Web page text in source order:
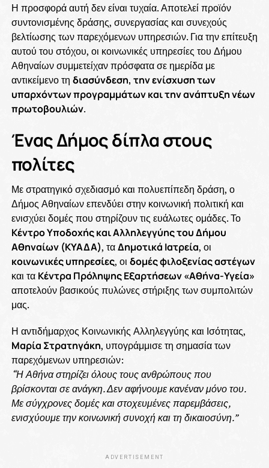
Η προσφορά αυτή δεν είναι τυχαία. Αποτελεί προϊόν
συντονισμένης δράσης, συνεργασίας και συνεχούς
βελτίωσης των παρεχόμενων υπηρεσιών. Για την επίτευξη
αυτού του στόχου, οι κοινωνικές υπηρεσίες του Δήμου
Αθηναίων συμμετείχαν πρόσφατα σε ημερίδα με
αντικείμενο τη διασύνδεση, την ενίσχυση των
υπαρχόντων προγραμμάτων και την ανάπτυξη νέων
πρωτοβουλιών.
Ένας Δήμος δίπλα στους
πολίτες
Με στρατηγικό σχεδιασμό και πολυεπίπεδη δράση, ο
Δήμος Αθηναίων επενδύει στην κοινωνική πολιτική και
ενισχύει δομές που στηρίζουν τις ευάλωτες ομάδες. Το
Κέντρο Υποδοχής και Αλληλεγγύης του Δήμου
Αθηναίων (ΚΥΑΔΑ), ταΔημοτικά Ιατρεία, οι
κοινωνικές υπηρεσίες, οι δομές φιλοξενίας αστέγων
και τα Κέντρα Πρόληψης Εξαρτήσεων «Αθήνα-Υγεία»
αποτελούν βασικούς πυλώνες στήριξης των συμπολιτών
μας.
Η αντιδήμαρχος Κοινωνικής Αλληλεγγύης και Ισότητας,
Μαρία Στρατηγάκη, υπογράμμισε τη σημασία των
παρεχόμενων υπηρεσιών:
“Η Αθήνα στηρίζει όλους τους ανθρώπους που
βρίσκονται σε ανάγκη. Δεν αφήνουμε κανέναν μόνο του.
Με σύγχρονες δομές και στοχευμένες παρεμβάσεις,
ενισχύουμε την κοινωνική συνοχή και τη δικαιοσύνη.”
ADVERTISEMENT